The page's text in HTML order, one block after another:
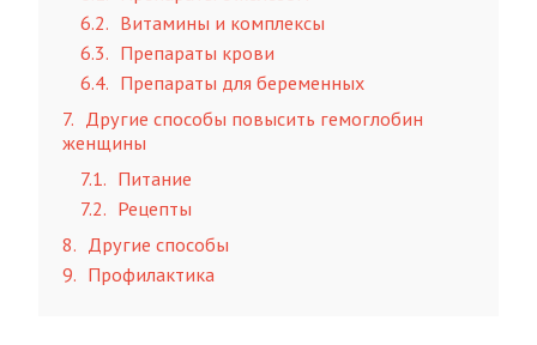
6.2
Витамины и комплексы
6.3
Препараты крови
6.4
Препараты для беременных
7
Другие способы повысить гемоглобин
женщины
7.1
Питание
7.2
Рецепты
8
Другие способы
9
Профилактика